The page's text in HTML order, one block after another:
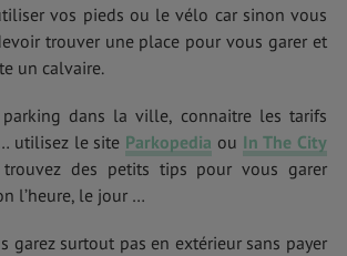
vos pieds ou le vélo car sinon vous
trouver une place pour vous garer et
un calvaire.
dans la ville, connaitre les tarifs
utilisez le site Parkopedia ou In The City
des petits tips pour vous garer
l’heure, le jour …
garez surtout pas en extérieur sans payer